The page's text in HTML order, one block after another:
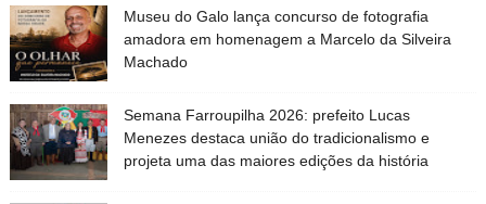
Museu do Galo lança concurso de fotografia
amadora em homenagem a Marcelo da Silveira
Machado
Semana Farroupilha 2026: prefeito Lucas
Menezes destaca união do tradicionalismo e
projeta uma das maiores edições da história